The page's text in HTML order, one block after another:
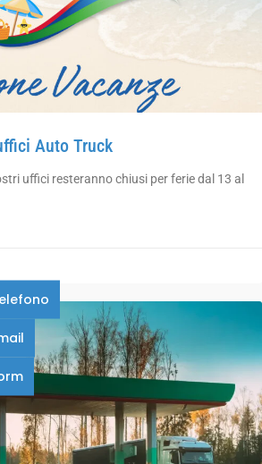
Auto Truck
uffici resteranno chiusi per ferie dal 13 al